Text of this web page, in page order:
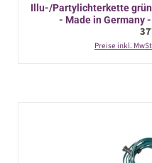
Illu-/Partylichterkette
- Made in Germany
Preise inkl.